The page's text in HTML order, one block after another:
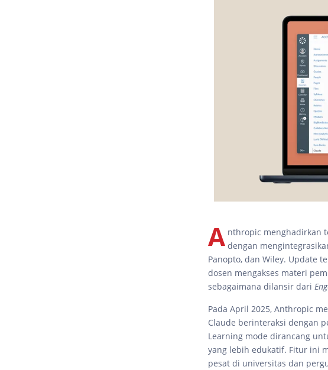
A nthropic menghadirkan
dengan
Panopto, dan Wiley. Update
dosen mengakses materi
sebagaimana dilansir dari
Pada April 2025, Anthropic
Claude berinteraksi dengan
Learning mode dirancang
yang lebih edukatif. Fitur ini
pesat di universitas dan